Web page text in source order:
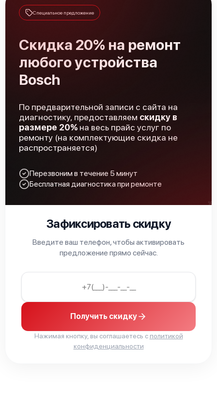
Bosch Serie 8 SMI 88TS00 R
Bosch Serie 6 SPS 58M12
Bosch Serie 4 SPV 40E40
Bosch Serie 2 SPV25DX50R
Специальное предложение
Скидка 20% на ремонт
любого устройства
Bosch
По предварительной записи с сайта на
диагностику, предоставляем скидку в
размере 20% на весь прайс услуг по
ремонту (на комплектующие скидка не
распространяется)
Перезвоним в течение 5 минут
Бесплатная диагностика при ремонте
Зафиксировать скидку
Введите ваш телефон, чтобы активировать
предложение прямо сейчас.
Получить скидку
Нажимая кнопку, вы соглашаетесь с политикой
конфиденциальности